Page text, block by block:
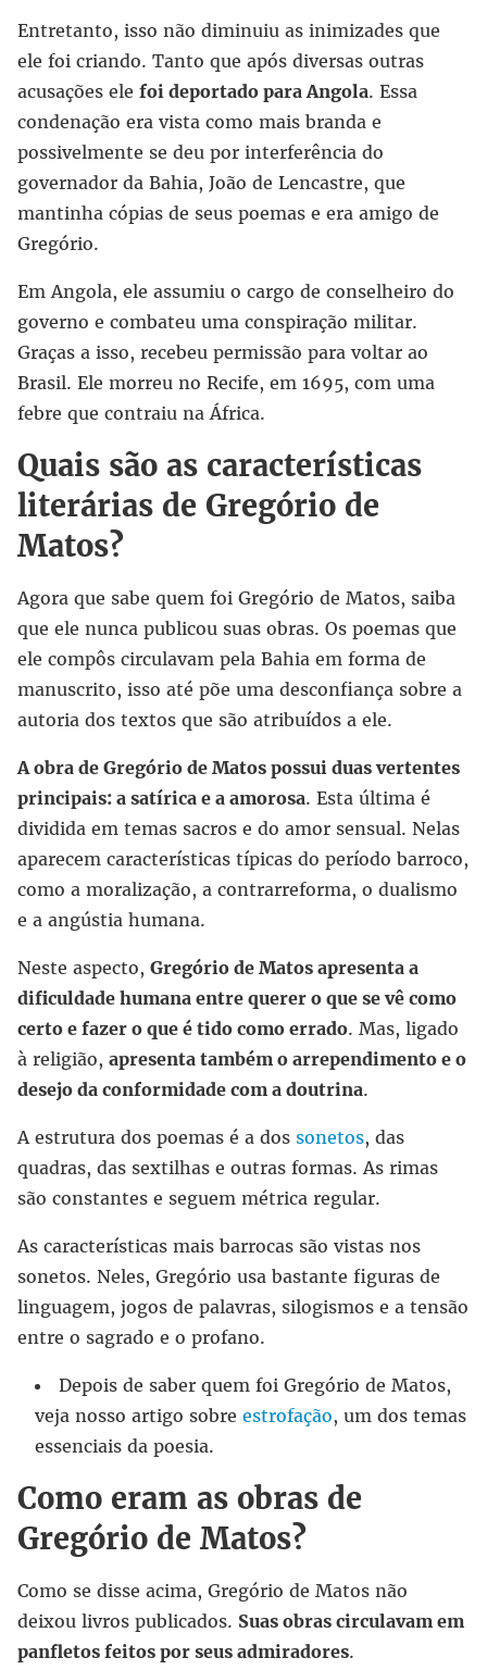
Entretanto, isso não diminuiu as inimizades que
ele foi criando. Tanto que após diversas outras
acusações ele foi deportado para Angola. Essa
condenação era vista como mais branda e
possivelmente se deu por interferência do
governador da Bahia, João de Lencastre, que
mantinha cópias de seus poemas e era amigo de
Gregório.
Em Angola, ele assumiu o cargo de conselheiro do
governo e combateu uma conspiração militar.
Graças a isso, recebeu permissão para voltar ao
Brasil. Ele morreu no Recife, em 1695, com uma
febre que contraiu na África.
Quais são as características
literárias de Gregório de
Matos?
Agora que sabe quem foi Gregório de Matos, saiba
que ele nunca publicou suas obras. Os poemas que
ele compôs circulavam pela Bahia em forma de
manuscrito, isso até põe uma desconfiança sobre a
autoria dos textos que são atribuídos a ele.
A obra de Gregório de Matos possui duas vertentes
principais: a satírica e a amorosa. Esta última é
dividida em temas sacros e do amor sensual. Nelas
aparecem características típicas do período barroco,
como a moralização, a contrarreforma, o dualismo
e a angústia humana.
Neste aspecto, Gregório de Matos apresenta a
dificuldade humana entre querer o que se vê como
certo e fazer o que é tido como errado. Mas, ligado
à religião, apresenta também o arrependimento e o
desejo da conformidade com a doutrina.
A estrutura dos poemas é a dos sonetos, das
quadras, das sextilhas e outras formas. As rimas
são constantes e seguem métrica regular.
As características mais barrocas são vistas nos
sonetos. Neles, Gregório usa bastante figuras de
linguagem, jogos de palavras, silogismos e a tensão
entre o sagrado e o profano.
Depois de saber quem foi Gregório de Matos,
veja nosso artigo sobre estrofação, um dos temas
essenciais da poesia.
Como eram as obras de
Gregório de Matos?
Como se disse acima, Gregório de Matos não
deixou livros publicados. Suas obras circulavam em
panfletos feitos por seus admiradores.